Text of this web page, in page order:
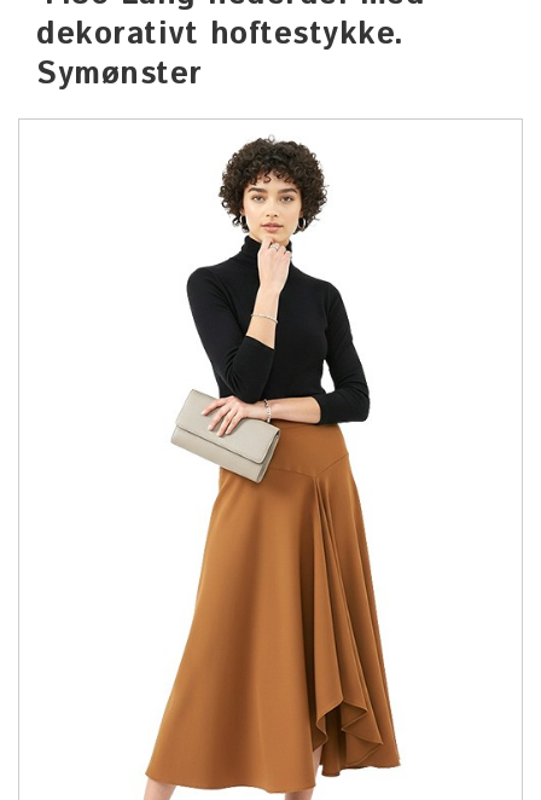
Accessories
dekorativt hoftestykke.
Symønster